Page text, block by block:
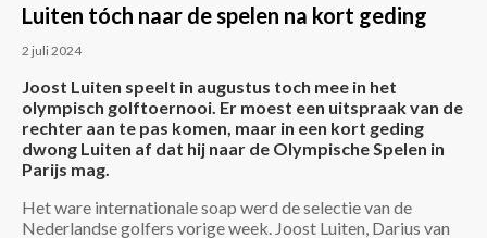
Luiten tóch naar de spelen na kort geding
2 juli 2024
Joost Luiten speelt in augustus toch mee in het
olympisch golftoernooi. Er moest een uitspraak van de
rechter aan te pas komen, maar in een kort geding
dwong Luiten af dat hij naar de Olympische Spelen in
Parijs mag.
Het ware internationale soap werd de selectie van de
Nederlandse golfers vorige week. Joost Luiten, Darius van